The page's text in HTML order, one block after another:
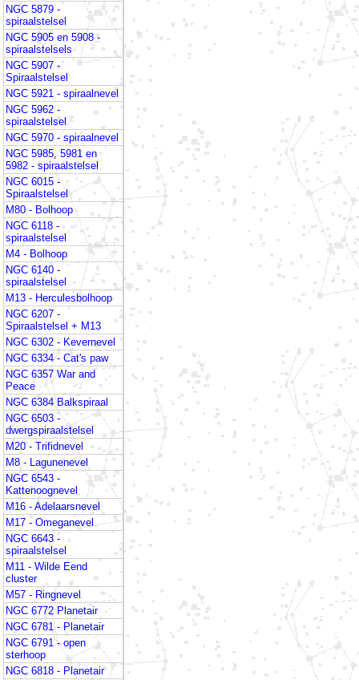
NGC 5879 -
spiraalstelsel
NGC 5905 en 5908 -
spiraalstelsels
NGC 5907 -
Spiraalstelsel
NGC 5921 - spiraalnevel
NGC 5962 -
spiraalstelsel
NGC 5970 - spiraalnevel
NGC 5985, 5981 en
5982 - spiraalstelsel
NGC 6015 -
Spiraalstelsel
M80 - Bolhoop
NGC 6118 -
spiraalstelsel
M4 - Bolhoop
NGC 6140 -
spiraalstelsel
M13 - Herculesbolhoop
NGC 6207 -
Spiraalstelsel + M13
NGC 6302 - Kevernevel
NGC 6334 - Cat's paw
NGC 6357 War and
Peace
NGC 6384 Balkspiraal
NGC 6503 -
dwergspiraalstelsel
M20 - Trifidnevel
M8 - Lagunenevel
NGC 6543 -
Kattenoognevel
M16 - Adelaarsnevel
M17 - Omeganevel
NGC 6643 -
spiraalstelsel
M11 - Wilde Eend
cluster
M57 - Ringnevel
NGC 6772 Planetair
NGC 6781 - Planetair
NGC 6791 - open
sterhoop
NGC 6818 - Planetair